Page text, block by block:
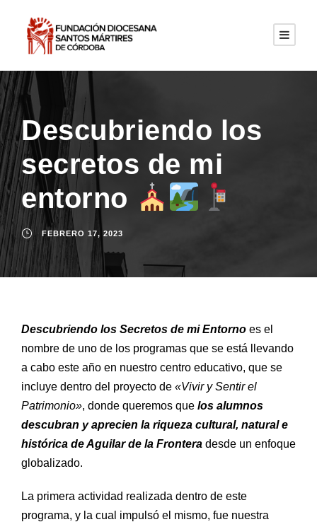
Descubriendo los
secretos de mi
entorno
FEBRERO 17, 2023
Descubriendo los Secretos de mi Entorno es el
nombre de uno de los programas que se está llevando
a cabo este año en nuestro centro educativo, que se
incluye dentro del proyecto de «Vivir y Sentir el
Patrimonio», donde queremos que los alumnos
descubran y aprecien la riqueza cultural, natural e
histórica de Aguilar de la Frontera desde un enfoque
globalizado.
La primera actividad realizada dentro de este
programa, y la cual impulsó el mismo, fue nuestra